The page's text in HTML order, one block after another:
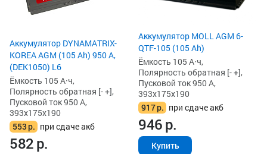
Аккумулятор DYNAMATRIX-
KOREA AGM (105 Ah) 950 А,
(DEK1050) L6
Ёмкость 105 А·ч,
Полярность обратная [- +],
Пусковой ток 950 А,
393x175x190
553р. при сдаче акб
582р.
Аккумулятор MOLL AGM 6-
QTF-105 (105 Ah)
Ёмкость 105 А·ч,
Полярность обратная [- +],
Пусковой ток 950 А,
393x175x190
917р. при сдаче акб
946р.
Купить